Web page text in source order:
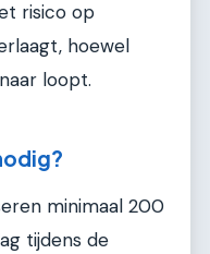
risico op
hoewel
loopt.
minimaal 200
tijdens de